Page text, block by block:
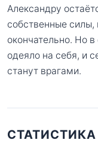
Александру
собственные силы,
окончательно. Но
одеяло на себя, и
станут врагами.
СТАТИСТИКА